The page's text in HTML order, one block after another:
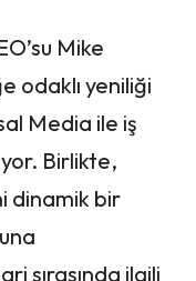
Mike
odaklı yeniliği
Media ile iş
Birlikte,
dinamik bir
sırasında ilgili